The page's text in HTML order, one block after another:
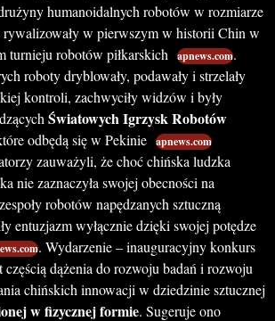
humanoidalnych robotów w rozmiarze
rywalizowały w pierwszym w historii Chin w
turnieju robotów piłkarskich
apnews.com.
roboty dryblowały, podawały i strzelały
kontroli, zachwyciły widzów i były
Światowych Igrzysk Robotów
odbędą się w Pekinie apnews.com
zauważyli, że choć chińska ludzka
nie zaznaczyła swojej obecności na
robotów napędzanych sztuczną
entuzjazm wyłącznie dzięki swojej potędze
. Wydarzenie – inauguracyjny konkurs
częścią dążenia do rozwoju badań i rozwoju
chińskich innowacji w dziedzinie sztucznej
w fizycznej formie. Sugeruje ono